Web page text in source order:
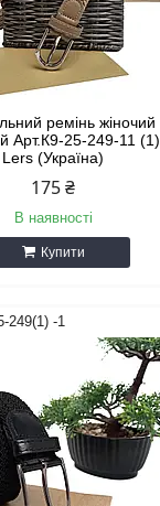
ремінь жіночий
Арт.К9-25-249-11 (1)
Lers (Україна)
175 ₴
В наявності
Купити
249(1) -1